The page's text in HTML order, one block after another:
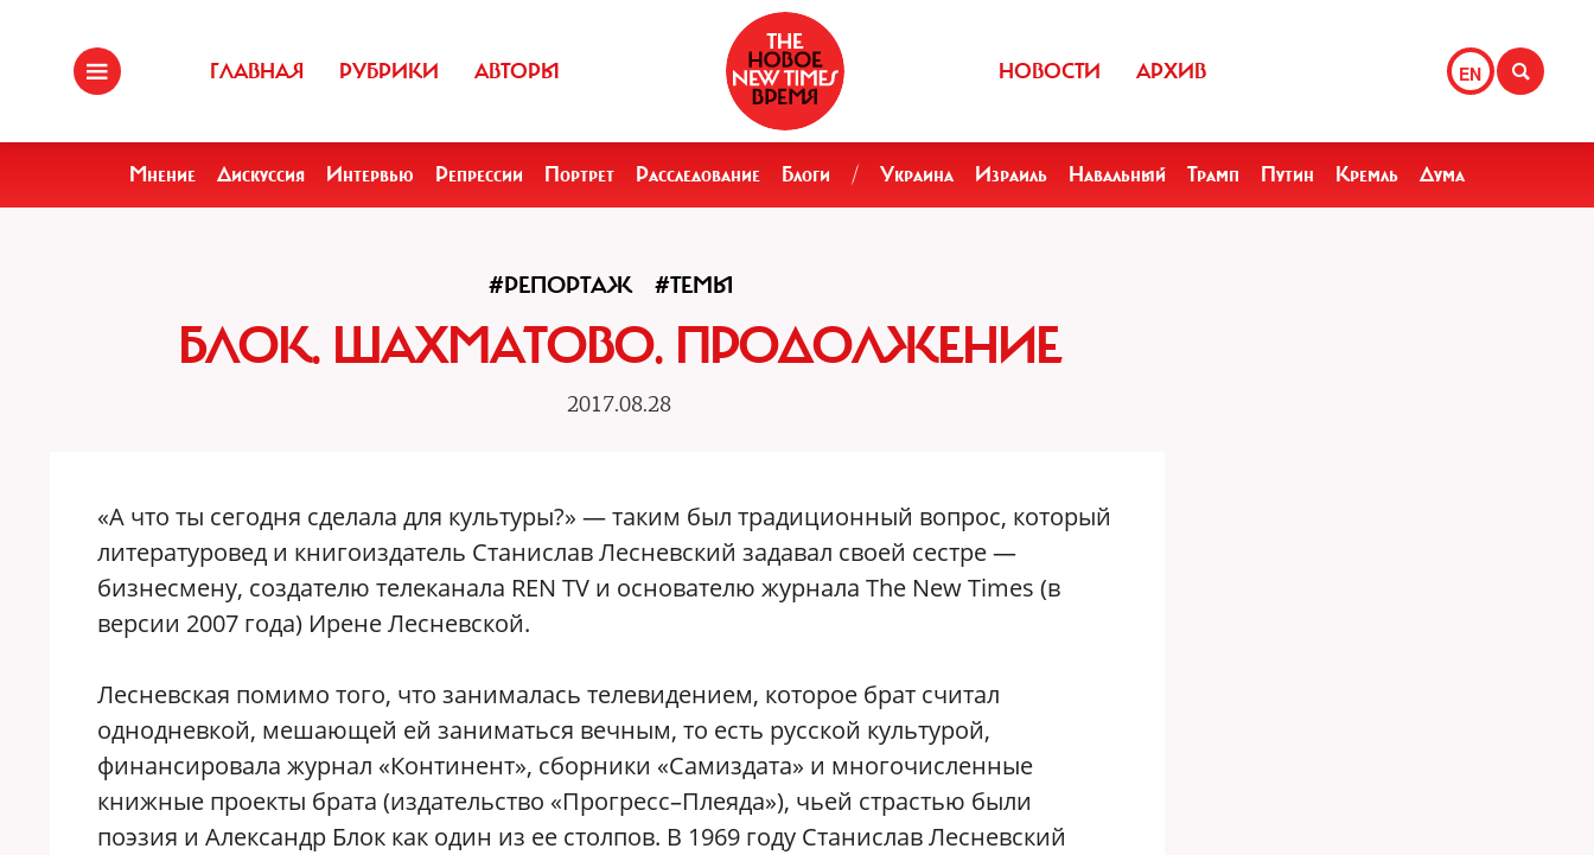
ГЛАВНАЯ РУБРИКИ АВТОРЫ EN
НОВОСТИ АРХИВ
Мнение Дискуссия Интервью Репрессии Портрет Расследование Блоги / Украина Израиль Навальный Трамп Путин Кремль Дума
#РЕПОРТАЖ #ТЕМЫ
БЛОК. ШАХМАТОВО. ПРОДОЛЖЕНИЕ
2017.08.28
«А что ты сегодня сделала для культуры?» — таким был традиционный вопрос, который
литературовед и книгоиздатель Станислав Лесневский задавал своей сестре —
бизнесмену, создателю телеканала REN TV и основателю журнала The New Times (в
версии 2007 года) Ирене Лесневской.
Лесневская помимо того, что занималась телевидением, которое брат считал
однодневкой, мешающей ей заниматься вечным, то есть русской культурой,
финансировала журнал «Континент», сборники «Самиздата» и многочисленные
книжные проекты брата (издательство «Прогресс–Плеяда»), чьей страстью были
поэзия и Александр Блок как один из ее столпов. В 1969 году Станислав Лесневский